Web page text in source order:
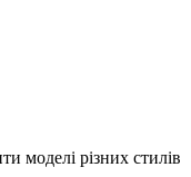
моделі різних стилів